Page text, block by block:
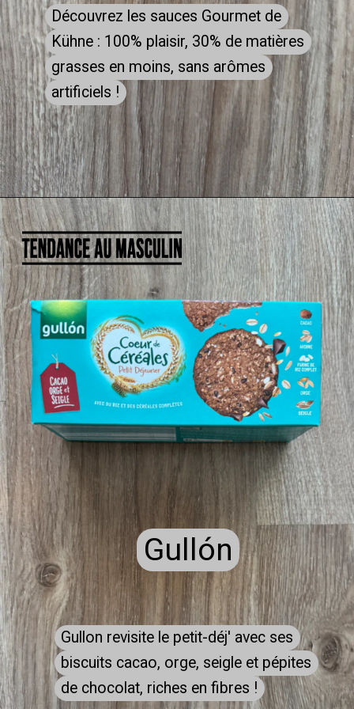
Découvrez les sauces Gourmet de
Kühne : 100% plaisir, 30% de matières
grasses en moins, sans arômes
artificiels !
Découvrez les sauces Gourmet de
Kühne : 100% plaisir, 30% de matières
grasses en moins, sans arômes
artificiels !
Gullón
Gullón
Gullon revisite le petit-déj' avec ses
biscuits cacao, orge, seigle et pépites
de chocolat, riches en fibres !
Gullon revisite le petit-déj' avec ses
biscuits cacao, orge, seigle et pépites
de chocolat, riches en fibres !